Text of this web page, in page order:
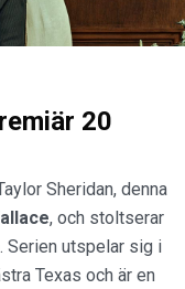
20
Sheridan, denna
, och stoltserar
Serien utspelar sig i
Texas och är en